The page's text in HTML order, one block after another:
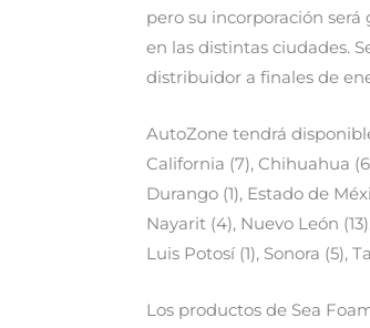
pero su incorporación
en las distintas ciudades.
distribuidor a finales de
AutoZone tendrá
California (7), Chihuahua
Durango (1), Estado de
Nayarit (4), Nuevo León
Luis Potosí (1), Sonora (5),
Los productos de Sea